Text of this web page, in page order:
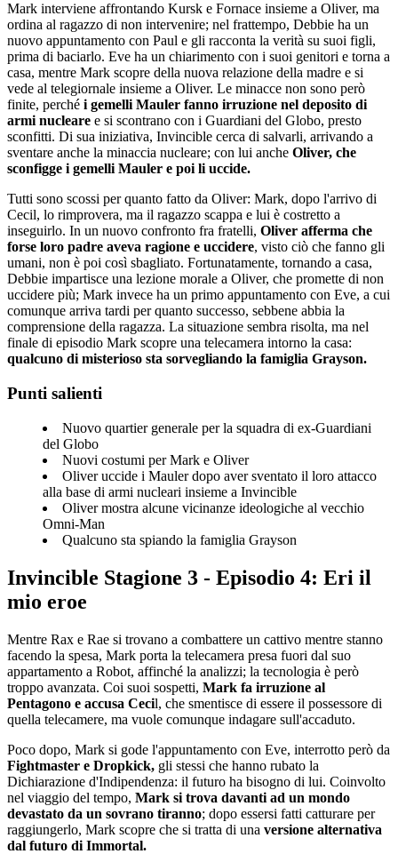
Mark interviene affrontando Kursk e Fornace insieme a Oliver, ma
ordina al ragazzo di non intervenire; nel frattempo, Debbie ha un
nuovo appuntamento con Paul e gli racconta la verità su suoi figli,
prima di baciarlo. Eve ha un chiarimento con i suoi genitori e torna a
casa, mentre Mark scopre della nuova relazione della madre e si
vede al telegiornale insieme a Oliver. Le minacce non sono però
finite, perché i gemelli Mauler fanno irruzione nel deposito di
armi nucleare e si scontrano con i Guardiani del Globo, presto
sconfitti. Di sua iniziativa, Invincible cerca di salvarli, arrivando a
sventare anche la minaccia nucleare; con lui anche Oliver, che
sconfigge i gemelli Mauler e poi li uccide.
Tutti sono scossi per quanto fatto da Oliver: Mark, dopo l'arrivo di
Cecil, lo rimprovera, ma il ragazzo scappa e lui è costretto a
inseguirlo. In un nuovo confronto fra fratelli, Oliver afferma che
forse loro padre aveva ragione e uccidere, visto ciò che fanno gli
umani, non è poi così sbagliato. Fortunatamente, tornando a casa,
Debbie impartisce una lezione morale a Oliver, che promette di non
uccidere più; Mark invece ha un primo appuntamento con Eve, a cui
comunque arriva tardi per quanto successo, sebbene abbia la
comprensione della ragazza. La situazione sembra risolta, ma nel
finale di episodio Mark scopre una telecamera intorno la casa:
qualcuno di misterioso sta sorvegliando la famiglia Grayson.
Punti salienti
Nuovo quartier generale per la squadra di ex-Guardiani
del Globo
Nuovi costumi per Mark e Oliver
Oliver uccide i Mauler dopo aver sventato il loro attacco
alla base di armi nucleari insieme a Invincible
Oliver mostra alcune vicinanze ideologiche al vecchio
Omni-Man
Qualcuno sta spiando la famiglia Grayson
Invincible Stagione 3 - Episodio 4: Eri il
mio eroe
Mentre Rax e Rae si trovano a combattere un cattivo mentre stanno
facendo la spesa, Mark porta la telecamera presa fuori dal suo
appartamento a Robot, affinché la analizzi; la tecnologia è però
troppo avanzata. Coi suoi sospetti, Mark fa irruzione al
Pentagono e accusa Cecil, che smentisce di essere il possessore di
quella telecamere, ma vuole comunque indagare sull'accaduto.
Poco dopo, Mark si gode l'appuntamento con Eve, interrotto però da
Fightmaster e Dropkick, gli stessi che hanno rubato la
Dichiarazione d'Indipendenza: il futuro ha bisogno di lui. Coinvolto
nel viaggio del tempo, Mark si trova davanti ad un mondo
devastato da un sovrano tiranno; dopo essersi fatti catturare per
raggiungerlo, Mark scopre che si tratta di una versione alternativa
dal futuro di Immortal.